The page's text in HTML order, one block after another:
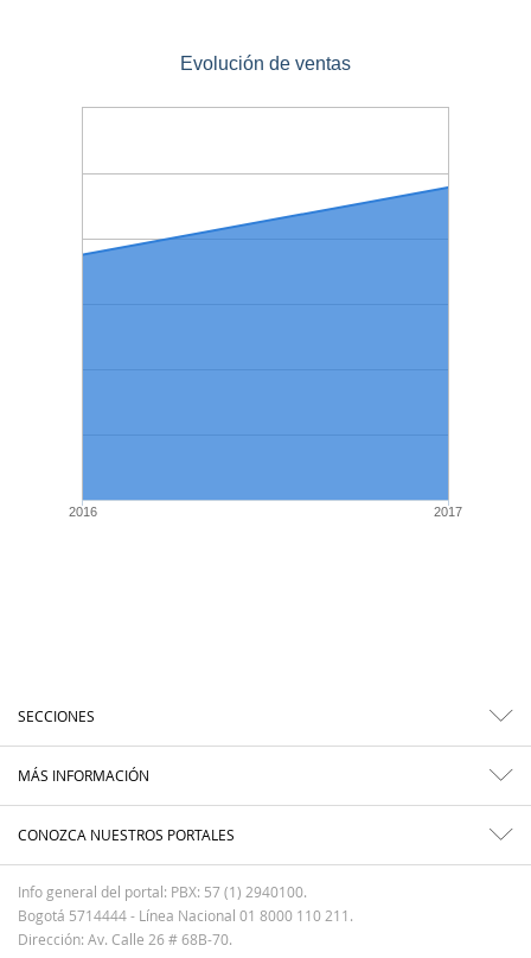
Evolución de ventas
2016 2017
SECCIONES
MÁS INFORMACIÓN
CONOZCA NUESTROS PORTALES
Info general del portal: PBX: 57 (1) 2940100.
Bogotá 5714444 - Línea Nacional 01 8000 110 211.
Dirección: Av. Calle 26 # 68B-70.